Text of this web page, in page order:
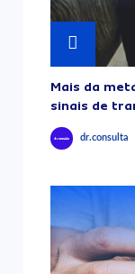
Mais da
sinais de
dr.consulta